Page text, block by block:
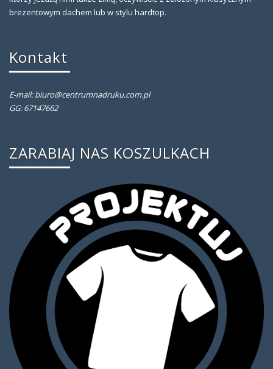
brezentowym dachem lub w stylu hardtop.
Kontakt
E-mail: biuro@centrumnadruku.com.pl
GG: 67147662
ZARABIAJ NAS KOSZULKACH